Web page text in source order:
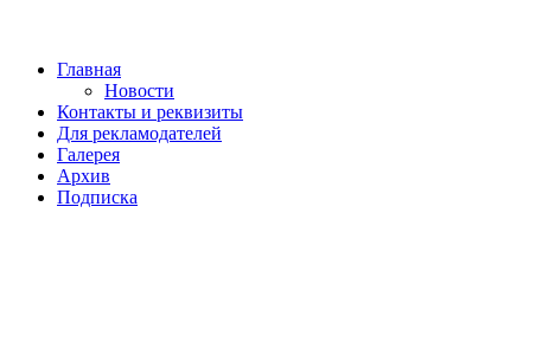
Главная
Новости
Контакты и реквизиты
Для рекламодателей
Галерея
Архив
Подписка